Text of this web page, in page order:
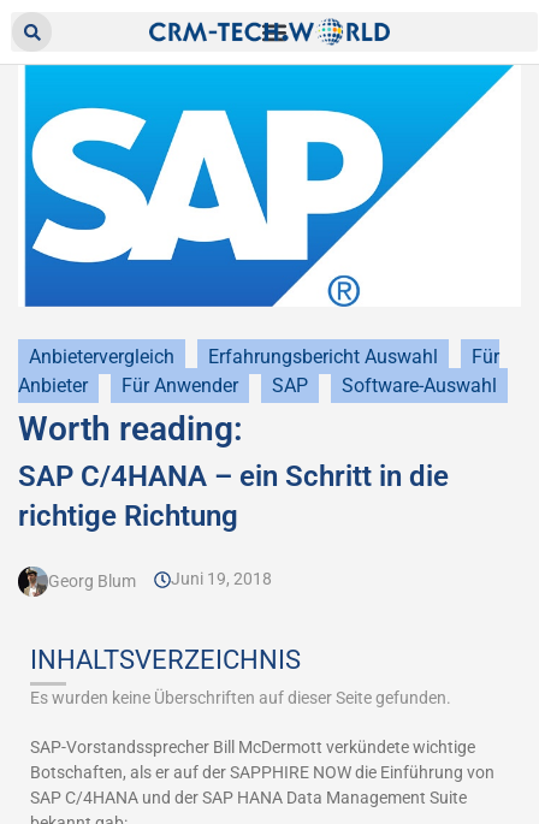
Anbietervergleich Erfahrungsbericht Auswahl
Für
Anbieter
Für Anwender SAP Software-Auswahl
Worth reading:
SAP C/4HANA – ein Schritt in die
richtige Richtung
Georg Blum Juni 19, 2018
INHALTSVERZEICHNIS
Es wurden keine Überschriften auf dieser Seite gefunden.
SAP-Vorstandssprecher Bill McDermott verkündete wichtige
Botschaften, als er auf der SAPPHIRE NOW die Einführung von
SAP C/4HANA und der SAP HANA Data Management Suite